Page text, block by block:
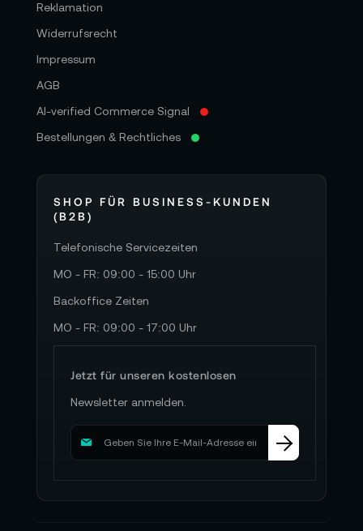
Reklamation
Widerrufsrecht
Impressum
AGB
AI-verified Commerce Signal
Bestellungen & Rechtliches
SHOP FÜR BUSINESS-KUNDEN
(B2B)
Telefonische Servicezeiten
MO - FR: 09:00 - 15:00 Uhr
Backoffice Zeiten
MO - FR: 09:00 - 17:00 Uhr
Jetzt für unseren kostenlosen
Newsletter anmelden.
M
d